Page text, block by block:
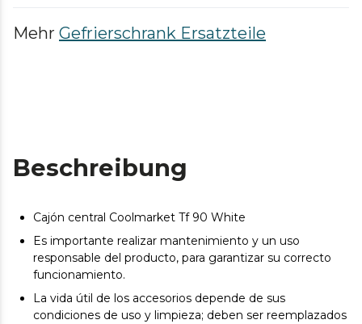
Mehr Gefrierschrank Ersatzteile
Beschreibung
Cajón central Coolmarket Tf 90 White
Es importante realizar mantenimiento y un uso
responsable del producto, para garantizar su correcto
funcionamiento.
La vida útil de los accesorios depende de sus
condiciones de uso y limpieza; deben ser reemplazados